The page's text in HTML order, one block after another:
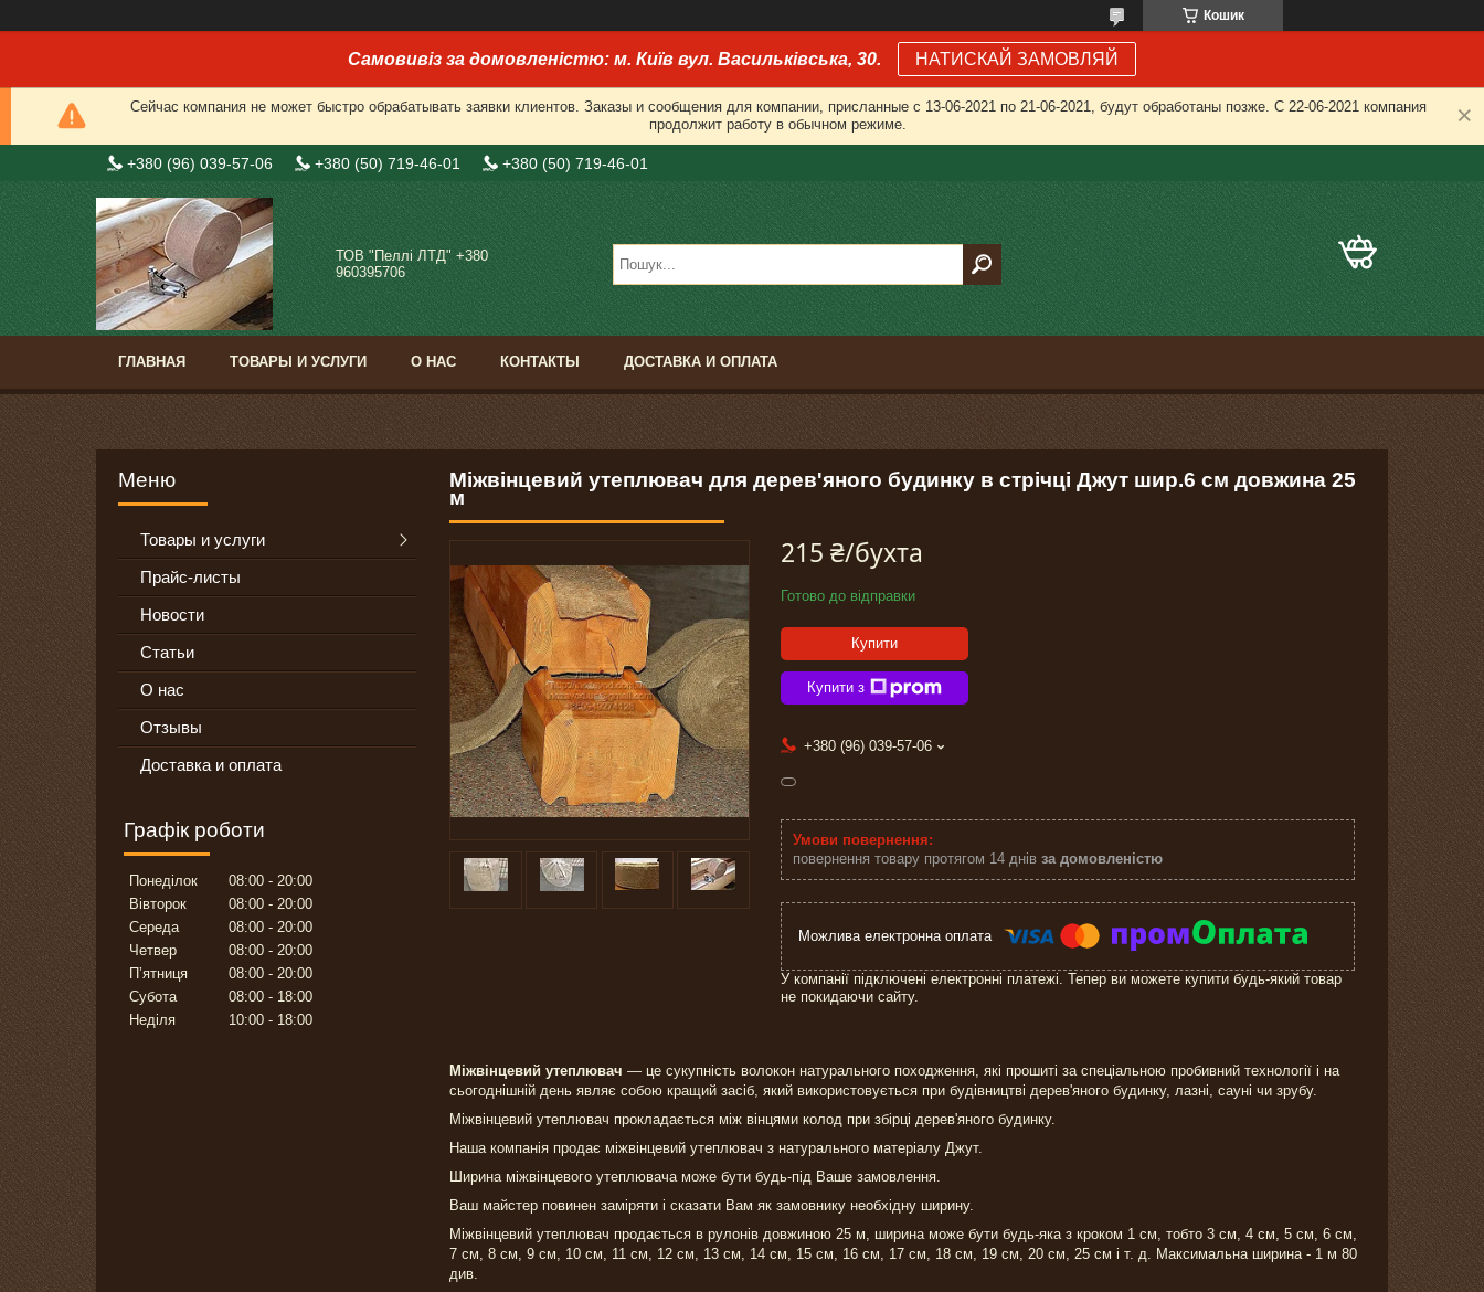
Кошик
Самовивіз за домовленістю: м. Київ вул. Васильківська, 30. НАТИСКАЙ ЗАМОВЛЯЙ
Сейчас компания не может быстро обрабатывать заявки клиентов. Заказы и сообщения для компании, присланные с 13-06-2021 по 21-06-2021, будут обработаны позже. С 22-06-2021 компания
продолжит работу в обычном режиме.
+380 (96) 039-57-06 +380 (50) 719-46-01 +380 (50) 719-46-01
ТОВ "Пеллі ЛТД" +380
960395706
ГЛАВНАЯ ТОВАРЫ И УСЛУГИ О НАС КОНТАКТЫ ДОСТАВКА И ОПЛАТА
Міжвінцевий утеплювач для дерев'яного будинку в стрічці Джут шир.6 см довжина 25
м
215 ₴/бухта
Готово до відправки
Купити
Купити з
+380 (96) 039-57-06
повернення товару протягом 14 днів за домовленістю
У компанії підключені електронні платежі. Тепер ви можете купити будь-який товар
не покидаючи сайту.
Міжвінцевий утеплювач — це сукупність волокон натурального походження, які прошиті за спеціальною пробивний технології і на
сьогоднішній день являє собою кращий засіб, який використовується при будівництві дерев'яного будинку, лазні, сауні чи зрубу.
Міжвінцевий утеплювач прокладається між вінцями колод при збірці дерев'яного будинку.
Наша компанія продає міжвінцевий утеплювач з натурального матеріалу Джут.
Ширина міжвінцевого утеплювача може бути будь-під Ваше замовлення.
Ваш майстер повинен заміряти і сказати Вам як замовнику необхідну ширину.
Міжвінцевий утеплювач продається в рулонів довжиною 25 м, ширина може бути будь-яка з кроком 1 см, тобто 3 см, 4 см, 5 см, 6 см,
7 см, 8 см, 9 см, 10 см, 11 см, 12 см, 13 см, 14 см, 15 см, 16 см, 17 см, 18 см, 19 см, 20 см, 25 см і т. д. Максимальна ширина - 1 м 80
див.
Товары и услуги
Прайс-листы
Новости
Статьи
О нас
Отзывы
Доставка и оплата
Графік роботи
Понеділок 08:00
20:00
Вівторок
08:00
20:00
Середа
08:00
20:00
Четвер
08:00
20:00
Пʼятниця
08:00
20:00
Субота
08:00
18:00
Неділя
10:00 18:00